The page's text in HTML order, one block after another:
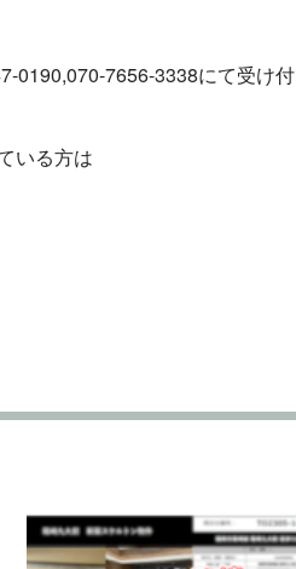
0190,070-7656-3338にて受け付
いる方は